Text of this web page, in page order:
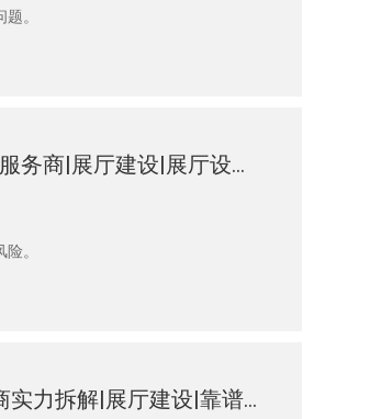
。
2026年企业展厅设计公司哪家好：专业甄选值得信赖的展馆服务商|展厅建设|展厅设计|展厅施工|展厅装修|展厅设计施工一体化
。
2026年最新整理：深圳展厅设计公司哪家强？7家展厅服务商实力拆解|展厅建设|靠谱展厅设计公司|专业展厅设计|展厅设计施工一体化